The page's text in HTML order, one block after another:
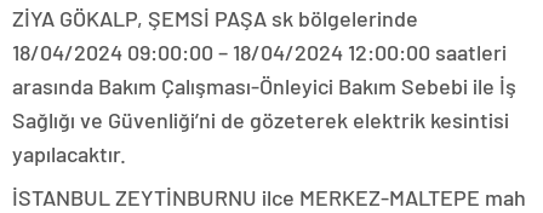
ZİYA GÖKALP, ŞEMSİ PAŞA sk bölgelerinde
18/04/2024 09:00:00 – 18/04/2024 12:00:00 saatleri
arasında Bakım Çalışması-Önleyici Bakım Sebebi ile İş
Sağlığı ve Güvenliği’ni de gözeterek elektrik kesintisi
yapılacaktır.
İSTANBUL ZEYTİNBURNU ilce MERKEZ-MALTEPE mah